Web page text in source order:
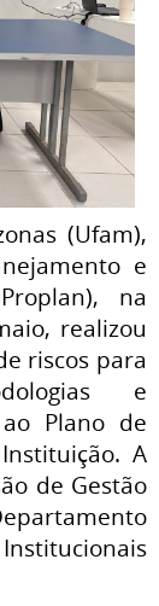
(Ufam),
e
na
realizou
riscos para
e
Plano de
A
de Gestão